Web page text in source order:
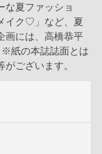
な夏ファッショ
イク♡」など、夏
画には、高橋恭平
紙の本誌誌面とは
ございます。